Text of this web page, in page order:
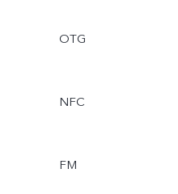
OTG
NFC
FM